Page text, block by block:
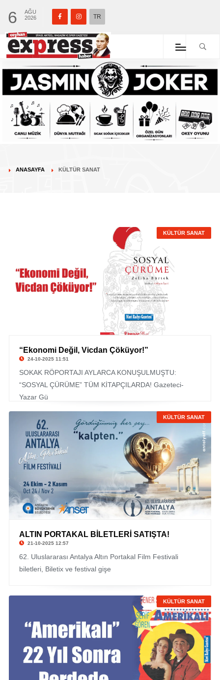
6
AĞU
2026
TR
ANASAYFA KÜLTÜR SANAT
KÜLTÜR SANAT
“Ekonomi Değil, Vicdan Çöküyor!”
24-10-2025 11:51
SOKAK RÖPORTAJI AYLARCA KONUŞULMUŞTU:
“SOSYAL ÇÜRÜME” TÜM KİTAPÇILARDA! Gazeteci-
Yazar Gü
KÜLTÜR SANAT
ALTIN PORTAKAL BİLETLERİ SATIŞTA!
21-10-2025 12:57
62. Uluslararası Antalya Altın Portakal Film Festivali
biletleri, Biletix ve festival gişe
KÜLTÜR SANAT